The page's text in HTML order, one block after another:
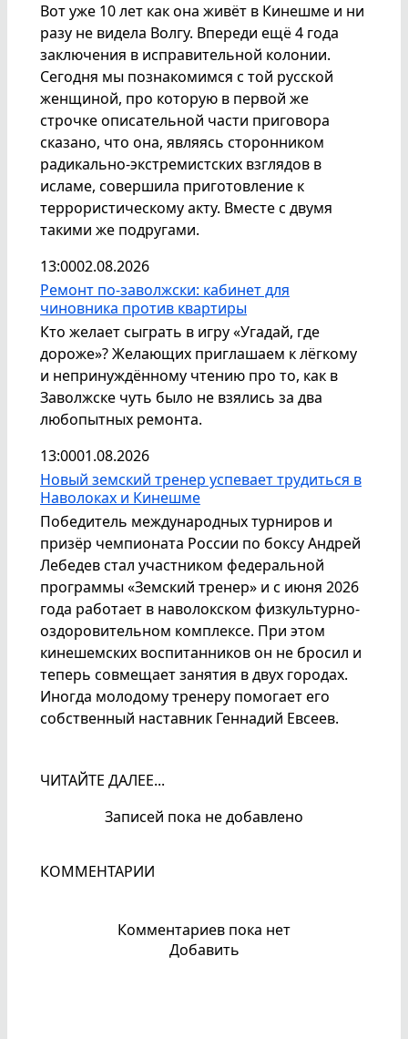
Вот уже 10 лет как она живёт в Кинешме и ни
разу не видела Волгу. Впереди ещё 4 года
заключения в исправительной колонии.
Сегодня мы познакомимся с той русской
женщиной, про которую в первой же
строчке описательной части приговора
сказано, что она, являясь сторонником
радикально-экстремистских взглядов в
исламе, совершила приготовление к
террористическому акту. Вместе с двумя
такими же подругами.
13:0002.08.2026
Ремонт по-заволжски: кабинет для
чиновника против квартиры
Кто желает сыграть в игру «Угадай, где
дороже»? Желающих приглашаем к лёгкому
и непринуждённому чтению про то, как в
Заволжске чуть было не взялись за два
любопытных ремонта.
13:0001.08.2026
Новый земский тренер успевает трудиться в
Наволоках и Кинешме
Победитель международных турниров и
призёр чемпионата России по боксу Андрей
Лебедев стал участником федеральной
программы «Земский тренер» и с июня 2026
года работает в наволокском физкультурно-
оздоровительном комплексе. При этом
кинешемских воспитанников он не бросил и
теперь совмещает занятия в двух городах.
Иногда молодому тренеру помогает его
собственный наставник Геннадий Евсеев.
ЧИТАЙТЕ ДАЛЕЕ...
Записей пока не добавлено
КОММЕНТАРИИ
Комментариев пока нет
Добавить